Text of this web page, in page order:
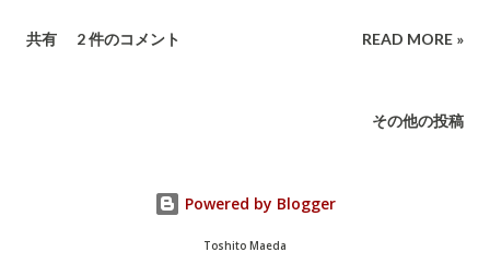
なりました： 同じマンションからは1名のみが選ばれます。 チ
ではありません。 抽選で選ばれた1名のみが、実際にインタビ
「30分のインタビューで15,000円の商品券がもらえます」とい
共有 2 件のコメント READ MORE »
その他の投稿
Powered by Blogger
Toshito Maeda